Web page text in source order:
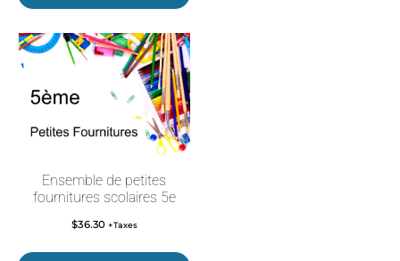
Ensemble de petites
fournitures scolaires 5e
$36.30 +Taxes